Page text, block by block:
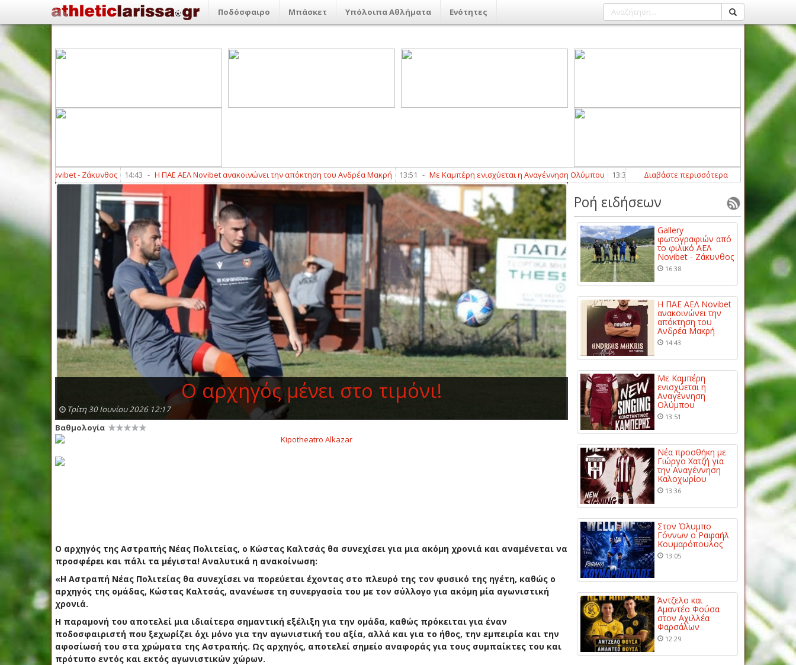
Ποδόσφαιρο Μπάσκετ Υπόλοιπα Αθλήματα Ενότητες
ΑΕΛ Novibet - Ζάκυνθος 14:43 - Η ΠΑΕ ΑΕΛ Novibet ανακοινώνει την απόκτηση του Ανδρέα Μακρή 13:51 - Με Καμπέρη ενισχύεται η Αναγέννηση Ολύμπου 13:36 - Νέα προσθήκη με Γιώργο Χατζή για την
Διαβάστε περισσότερα
Ο αρχηγός μένει στο τιμόνι!
Τρίτη 30 Ιουνίου 2026 12:17
Βαθμολογία
Ο αρχηγός της Αστραπής Νέας Πολιτείας, ο Κώστας Καλτσάς θα συνεχίσει για μια ακόμη χρονιά και αναμένεται να
προσφέρει και πάλι τα μέγιστα! Αναλυτικά η ανακοίνωση:
«Η Αστραπή Νέας Πολιτείας θα συνεχίσει να πορεύεται έχοντας στο πλευρό της τον φυσικό της ηγέτη, καθώς ο
αρχηγός της ομάδας, Κώστας Καλτσάς, ανανέωσε τη συνεργασία του με τον σύλλογο για ακόμη μία αγωνιστική
χρονιά.
Η παραμονή του αποτελεί μια ιδιαίτερα σημαντική εξέλιξη για την ομάδα, καθώς πρόκειται για έναν
ποδοσφαιριστή που ξεχωρίζει όχι μόνο για την αγωνιστική του αξία, αλλά και για το ήθος, την εμπειρία και την
αφοσίωσή του στα χρώματα της Αστραπής. Ως αρχηγός, αποτελεί σημείο αναφοράς για τους συμπαίκτες του και
πρότυπο εντός και εκτός αγωνιστικών χώρων.
Ροή ειδήσεων
Gallery
φωτογραφιών από
το φιλικό ΑΕΛ
Novibet - Ζάκυνθος
16:38
Η ΠΑΕ ΑΕΛ Novibet
ανακοινώνει την
απόκτηση του
Ανδρέα Μακρή
14:43
Με Καμπέρη
ενισχύεται η
Αναγέννηση
Ολύμπου
13:51
Νέα προσθήκη με
Γιώργο Χατζή για
την Αναγέννηση
Καλοχωρίου
13:36
Στον Όλυμπο
Γόννων ο Ραφαήλ
Κουμαρόπουλος
13:05
Άντζελο και
Αμαντέο Φούσα
στον Αχιλλέα
Φαρσάλων
12:29